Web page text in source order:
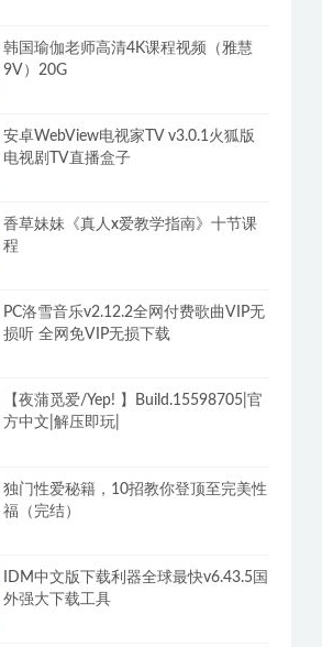
韩国瑜伽老师高清4K课程视频（雅慧
9V）20G
安卓WebView电视家TV v3.0.1火狐版
电视剧TV直播盒子
香草妹妹《真人x爱教学指南》十节课
程
PC洛雪音乐v2.12.2全网付费歌曲VIP无
损听 全网免VIP无损下载
【夜蒲觅爱/Yep! 】Build.15598705|官
方中文|解压即玩|
独门性爱秘籍，10招教你登顶至完美性
福（完结）
IDM中文版下载利器全球最快v6.43.5国
外强大下载工具